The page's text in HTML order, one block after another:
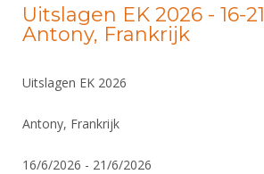
Historie
Ereleden
Reglementen
Materiaal
Schermpaspoort
Talentontwikkeling
Internationale Titeltoernooien
Nieuws
Internationale opleidingen
Opleidingen
Leraar
Uitslagen EK 2026 - 16-
Antony, Frankrijk
Uitslagen EK 2026
Antony, Frankrijk
16/6/2026 - 21/6/2026